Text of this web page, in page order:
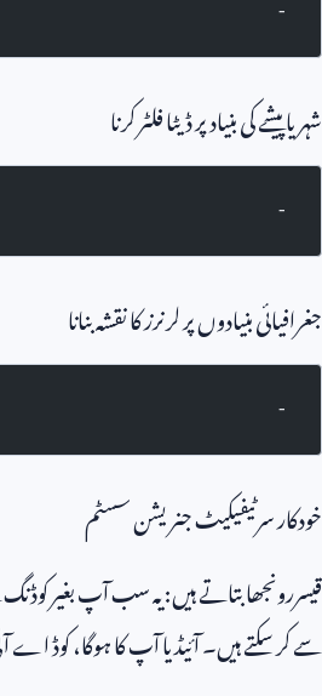
-
شہر یا پیشے کی بنیاد پر ڈیٹا فلٹر کرنا
-
جغرافیائی بنیادوں پر لرنرز کا نقشہ بنانا
-
خودکار سرٹیفیکیٹ جنریشن سسٹم
قیسررونجھا بتاتے ہیں: یہ سب آپ بغیر
سے کر سکتے ہیں۔ آئیڈیا آپ کا ہوگا، کوڈ اے